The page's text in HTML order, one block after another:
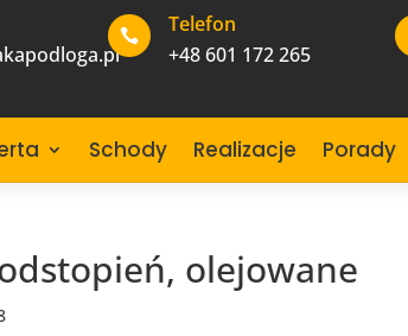

Telefon
+48 601 172 265
Schody Realizacje Porady
olejowane